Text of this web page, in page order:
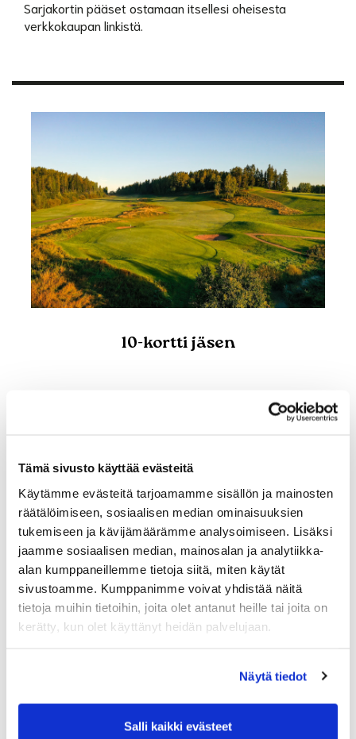
Tämä sivusto käyttää evästeitä
Käytämme evästeitä tarjoamamme sisällön ja mainosten
räätälöimiseen, sosiaalisen median ominaisuuksien
tukemiseen ja kävijämäärämme analysoimiseen. Lisäksi
jaamme sosiaalisen median, mainosalan ja analytiikka-
alan kumppaneillemme tietoja siitä, miten käytät
sivustoamme. Kumppanimme voivat yhdistää näitä
tietoja muihin tietoihin, joita olet antanut heille tai joita on
kerätty, kun olet käyttänyt heidän palvelujaan.
Näytä tiedot
Salli kaikki evästeet
Sarjakortin pääset ostamaan itsellesi oheisesta
verkkokaupan linkistä.
10-kortti jäsen